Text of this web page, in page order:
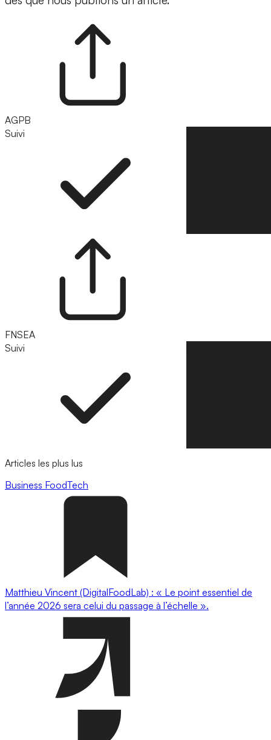
AGPB
Suivi
FNSEA
Suivi
Articles les plus lus
Business FoodTech
Matthieu Vincent (DigitalFoodLab) : « Le point essentiel de
l’année 2026 sera celui du passage à l’échelle ».